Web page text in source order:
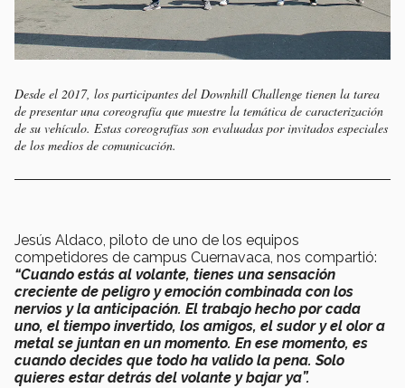
Desde el 2017, los participantes del Downhill Challenge tienen la tarea
de presentar una coreografía que muestre la temática de caracterización
de su vehículo. Estas coreografías son evaluadas por invitados especiales
de los medios de comunicación.
Jesús Aldaco, piloto de uno de los equipos
competidores de campus Cuernavaca, nos compartió:
“Cuando estás al volante, tienes una sensación
creciente de peligro y emoción combinada con los
nervios y la anticipación. El trabajo hecho por cada
uno, el tiempo invertido, los amigos, el sudor y el olor a
metal se juntan en un momento. En ese momento, es
cuando decides que todo ha valido la pena. Solo
quieres estar detrás del volante y bajar ya”.